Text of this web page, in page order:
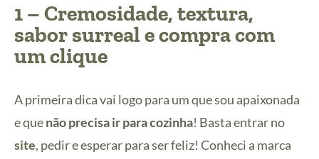
1 – Cremosidade, textura,
sabor surreal e compra com
um clique
A primeira dica vai logo para um que sou apaixonada
e quenão precisa ir para cozinha! Basta entrar no
site, pedir e esperar para ser feliz! Conheci a marca